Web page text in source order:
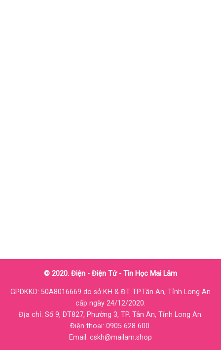
© 2020. Điện - Điện Tử - Tin Học Mai Lâm
GPDKKD: 50A8016669 do sở KH & ĐT TP.Tân An, Tỉnh Long An
cấp ngày 24/12/2020.
Địa chỉ: Số 9, DT827, Phường 3, TP. Tân An, Tỉnh Long An.
Điện thoại: 0905 628 600.
Email: cskh@mailam.shop